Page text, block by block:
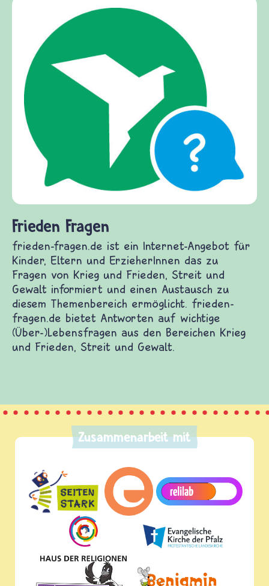
Frieden Fragen
frieden-fragen.de ist ein Internet-Angebot für
Kinder, Eltern und ErzieherInnen das zu
Fragen von Krieg und Frieden, Streit und
Gewalt informiert und einen Austausch zu
diesem Themenbereich ermöglicht. frieden-
fragen.de bietet Antworten auf wichtige
(Über-)Lebensfragen aus den Bereichen Krieg
und Frieden, Streit und Gewalt.
Zusammenarbeit mit